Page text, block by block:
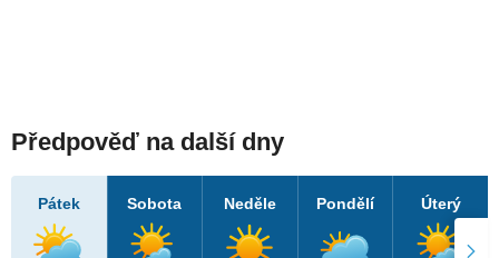
Předpověď na další dny
Pátek Sobota Neděle Pondělí Úterý